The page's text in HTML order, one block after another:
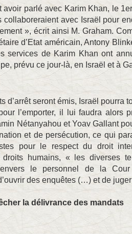
avoir parlé avec Karim Khan, le
collaboreraient avec Israël pour
», écrit ainsi M. Graham.
d’Etat américain, Antony
services de Karim Khan ont
prévu ce jour-là, en Israël et à
d’arrêt seront émis, Israël pourra
l’emporter, il lui faudra alors
Nétanyahou et Yoav Gallant
et de persécution, ce qui
pour le respect du droit
humains, « les diverses
le personnel de la Cour
des enquêtes (…) et de
la délivrance des mandats